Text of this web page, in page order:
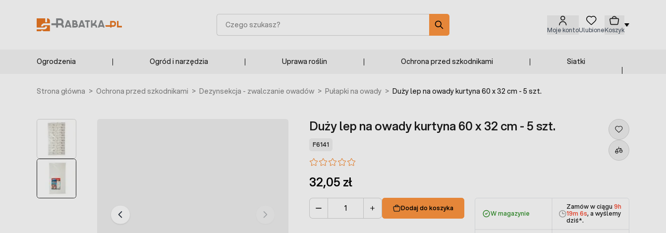
Moje kontoUlubioneKoszyk
Szukaj
Ogrodzenia Ogród i narzędzia Uprawa roślin Ochrona przed szkodnikami Siatki
Strona główna > Ochrona przed szkodnikami > Dezynsekcja - zwalczanie owadów > Pułapki na owady > Duży lep na owady kurtyna 60 x 32 cm - 5 szt.
Duży lep na owady kurtyna 60 x 32 cm - 5 szt.
F6141
32,05 zł
Dodaj do koszyka
W magazynie
Zamów w ciągu 9h
19m 6s, a wyślemy
dziś*.